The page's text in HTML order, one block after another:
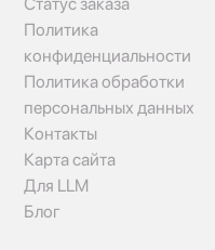
Политика
конфиденциальности
Политика обработки
персональных данных
Контакты
Карта сайта
Для LLM
Блог